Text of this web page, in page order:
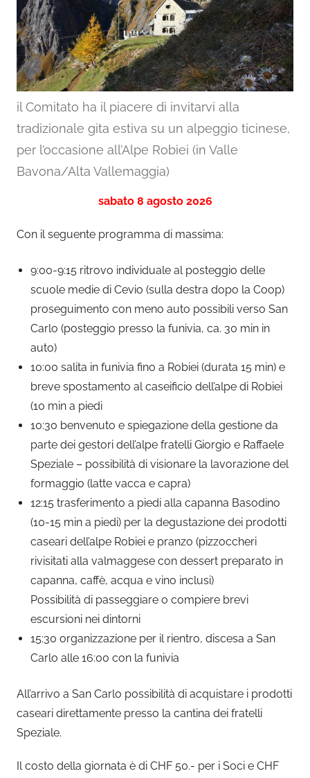
il Comitato ha il piacere di invitarvi alla
tradizionale gita estiva su un alpeggio ticinese,
per l’occasione all’Alpe Robiei (in Valle
Bavona/Alta Vallemaggia)
sabato 8 agosto 2026
Con il seguente programma di massima:
9:00-9:15 ritrovo individuale al posteggio delle
scuole medie di Cevio (sulla destra dopo la Coop)
proseguimento con meno auto possibili verso San
Carlo (posteggio presso la funivia, ca. 30 min in
auto)
10:00 salita in funivia fino a Robiei (durata 15 min) e
breve spostamento al caseificio dell’alpe di Robiei
(10 min a piedi
10:30 benvenuto e spiegazione della gestione da
parte dei gestori dell’alpe fratelli Giorgio e Raffaele
Speziale – possibilità di visionare la lavorazione del
formaggio (latte vacca e capra)
12:15 trasferimento a piedi alla capanna Basodino
(10-15 min a piedi) per la degustazione dei prodotti
caseari dell’alpe Robiei e pranzo (pizzoccheri
rivisitati alla valmaggese con dessert preparato in
capanna, caffè, acqua e vino inclusi)
Possibilità di passeggiare o compiere brevi
escursioni nei dintorni
15:30 organizzazione per il rientro, discesa a San
Carlo alle 16:00 con la funivia
All’arrivo a San Carlo possibilità di acquistare i prodotti
caseari direttamente presso la cantina dei fratelli
Speziale.
Il costo della giornata è di CHF 50.- per i Soci e CHF